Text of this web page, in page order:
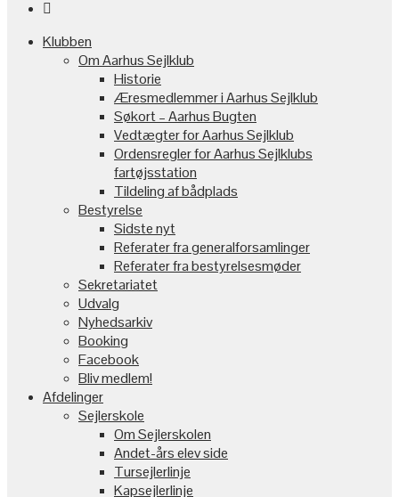

Klubben
Om Aarhus Sejlklub
Historie
Æresmedlemmer i Aarhus Sejlklub
Søkort – Aarhus Bugten
Vedtægter for Aarhus Sejlklub
Ordensregler for Aarhus Sejlklubs
fartøjsstation
Tildeling af bådplads
Bestyrelse
Sidste nyt
Referater fra generalforsamlinger
Referater fra bestyrelsesmøder
Sekretariatet
Udvalg
Nyhedsarkiv
Booking
Facebook
Bliv medlem!
Afdelinger
Sejlerskole
Om Sejlerskolen
Andet-års elev side
Tursejlerlinje
Kapsejlerlinje